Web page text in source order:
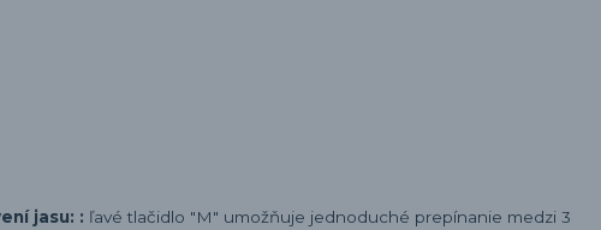
jasu: : ľavé tlačidlo "M" umožňuje jednoduché prepínanie medzi 3